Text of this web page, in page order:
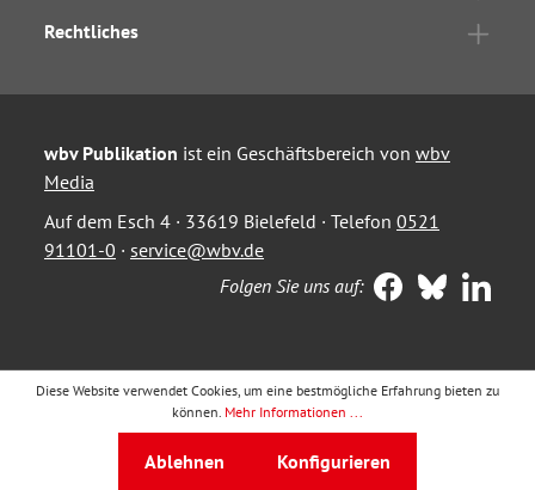
Rechtliches
wbv Publikation ist ein Geschäftsbereich von wbv
Media
Auf dem Esch 4 · 33619 Bielefeld · Telefon 0521
91101-0 · service@wbv.de
Folgen Sie uns auf:
Diese Website verwendet Cookies, um eine bestmögliche Erfahrung bieten zu
können. Mehr Informationen ...
Ablehnen Konfigurieren